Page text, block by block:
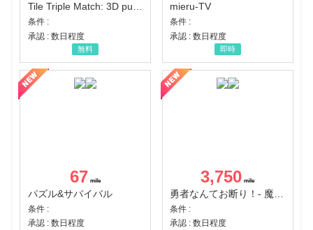
Tile Triple Match: 3D puzzle
条件 :
承認 : 数日程度
無料
mieru-TV
条件 :
承認 : 数日程度
即時
67
パズル&サバイバル
条件 :
承認 : 数日程度
3,750
条件 :
承認 : 数日程度